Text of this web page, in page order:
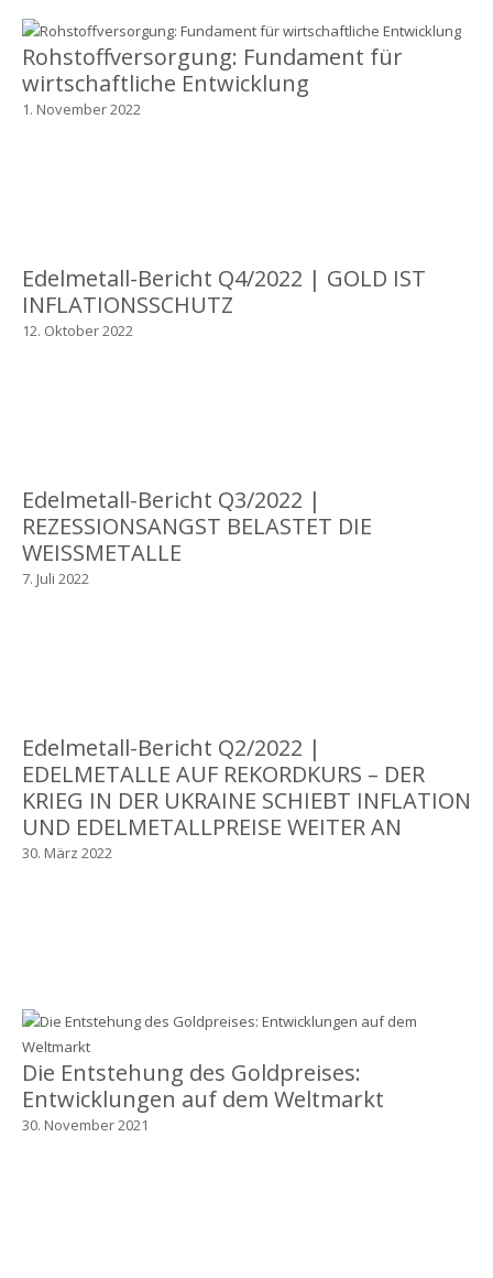
Rohstoffversorgung: Fundament für
wirtschaftliche Entwicklung
1. November 2022
Edelmetall-Bericht Q4/2022 | GOLD IST
INFLATIONSSCHUTZ
12. Oktober 2022
Edelmetall-Bericht Q3/2022 |
REZESSIONSANGST BELASTET DIE
WEISSMETALLE
7. Juli 2022
Edelmetall-Bericht Q2/2022 |
EDELMETALLE AUF REKORDKURS – DER
KRIEG IN DER UKRAINE SCHIEBT INFLATION
UND EDELMETALLPREISE WEITER AN
30. März 2022
Die Entstehung des Goldpreises:
Entwicklungen auf dem Weltmarkt
30. November 2021